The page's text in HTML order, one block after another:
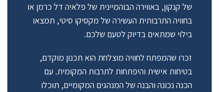
של קנקון, באווירה הבוהמיינית של פלאיה דל כרמן או
בחוויה התרבותית העשירה של מקסיקו סיטי, תמצאו
בילוי שמתאים בדיוק לטעם שלכם.
זכרו שהמפתח לחוויה מוצלחת הוא תכנון מוקדם,
בטיחות אישית והיפתחות לתרבות המקומית. עם
הכנה נכונה והבנה של המנהגים המקומיים, תוכלו